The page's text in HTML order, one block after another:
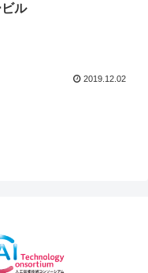
ル
2019.12.02